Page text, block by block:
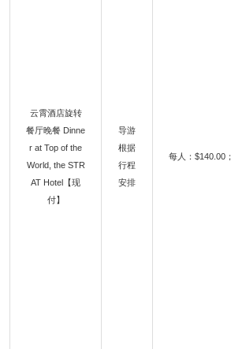
云霄酒店旋转
餐厅晚餐 Dinne
r at Top of the
World, the STR
AT Hotel【现
付】
导游
根据
行程
安排
每人：$140.00；